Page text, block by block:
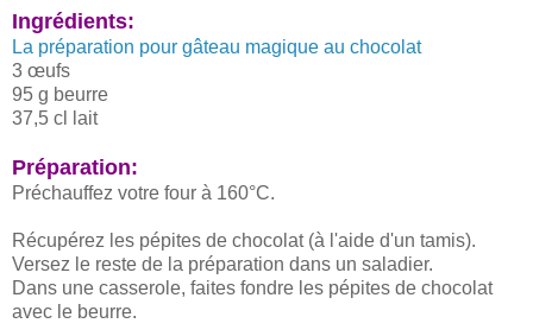
Ingrédients:
La préparation pour gâteau magique au chocolat
3 œufs
95 g beurre
37,5 cl lait
Préparation:
Préchauffez votre four à 160°C.
Récupérez les pépites de chocolat (à l'aide d'un tamis).
Versez le reste de la préparation dans un saladier.
Dans une casserole, faites fondre les pépites de chocolat
avec le beurre.